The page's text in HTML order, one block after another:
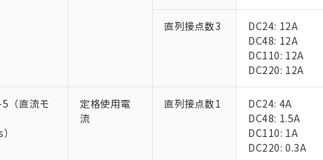
直列接点数3
DC24: 12A
DC48: 12A
DC110: 12A
DC220: 12A
（直流モ
定格使用電
流
直列接点数1
DC24: 4A
DC48: 1.5A
DC110: 1A
DC220: 0.3A
、当社制御機器事業取扱商品の当社在庫状況および標準価格(税抜)を
事業取扱商品の中には、本サービスの対象外となる商品もあること
び標準価格照会結果は、記載している更新日時点での社内データに
覧された時点での実際の在庫および標準価格とは異なる場合がある
況および標準価格はお客様のお取引先、またはお客様担当のオムロ
ご相談ください。
」をご確認くだ
以下、ポリ臭化ビフェニル類(PBB) 1000ppm以下、ポリ臭化ジフェニルエーテル類
ヘキシル) (DEHP)(別名：DOP) 1000ppm以下、フタル酸ブチルベンジル（BBP）
材料含有率が中国RoHSの基準値以下であることを示します。
材料含有率が中国RoHSの基準値を超えていることを示します。
、 PBBs(ポリ臭化ビフェニル類) : 1000ppm、 PBDEs(ポリ臭化ジフェニルエーテ
) : 1000ppm、 DIBP(フタル酸ジイソブチル) : 1000ppm、 BBP(フタル酸ブチルベンジル)
エチルヘキシル)) : 1000ppm
ら貴社製品のうち、外国為替および外国貿易法に定める商品（以下｢
たは国外への提供する場合は、日本国政府の輸出許可(または役務取
物を破棄する場合は、完全に破砕するなど、違法に輸出されないよ
品を、核兵器、ミサイル、化学兵器、生物兵器またはその他武器並
用いたしません。
製品を第三者に販売する場合は、上記1、2および3の内容を当該第三
販売先および販売に係わる関係者が違法に輸出するおそれがある場
上の在庫あり
は満たないが在庫あり